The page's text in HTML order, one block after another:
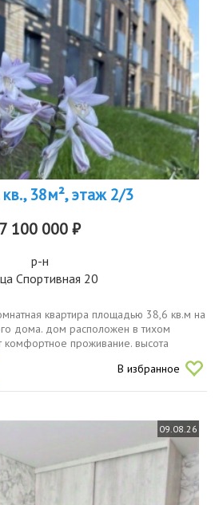
38м², этаж 2/3
7 100 000 ₽
р-н
Спортивная 20
квартира площадью 38,6 кв.м на
дома. дом расположен в тихом
комфортное проживание. высота
поэтому в квартире всегда светло
В избранное
09.08.26